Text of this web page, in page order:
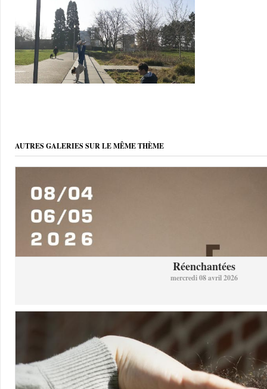
AUTRES GALERIES SUR LE MÊME THÈME
Réenchantées
mercredi 08 avril 2026